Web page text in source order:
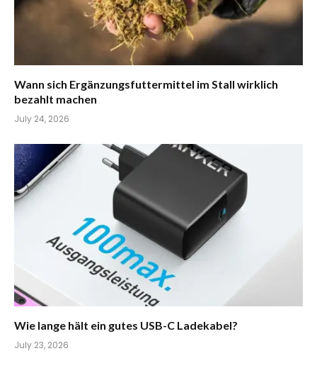
Wann sich Ergänzungsfuttermittel im Stall wirklich
bezahlt machen
July 24, 2026
Wie lange hält ein gutes USB-C Ladekabel?
July 23, 2026